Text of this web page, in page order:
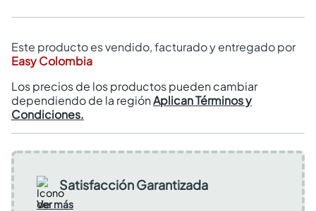
Este producto es vendido, facturado y entregado por
Easy Colombia
Los precios de los productos pueden cambiar
dependiendo de la regiónAplican Términos y
Condiciones.
Satisfacción Garantizada
Ver más